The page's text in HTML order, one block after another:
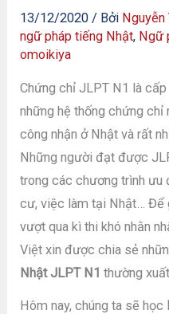
13/12/2020 / Bởi Nguyễn
ngữ pháp tiếng Nhật, Ngữ
omoikiya
Chứng chỉ JLPT N1 là
những hệ thống chứng
công nhận ở Nhật và rất
Những người đạt được
trong các chương trình ưu
cư, việc làm tại Nhật… Để
vượt qua kì thi khó nhằn
Việt xin được chia sẻ
Nhật JLPT N1 thường
Hôm nay, chúng ta sẽ học